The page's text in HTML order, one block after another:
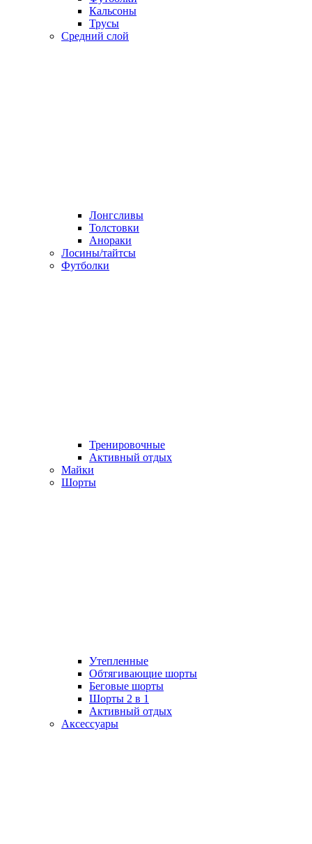
Кальсоны
Трусы
Средний слой
Лонгсливы
Толстовки
Анораки
Лосины/тайтсы
Футболки
Тренировочные
Активный отдых
Майки
Шорты
Утепленные
Обтягивающие шорты
Беговые шорты
Шорты 2 в 1
Активный отдых
Аксессуары